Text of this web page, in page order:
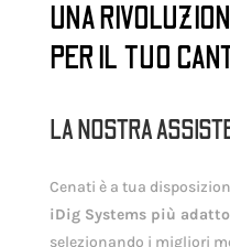
UNA
PER IL TUO
LA NOSTRA
Cenati è a tua
iDig Systems più
selezionando i migliori